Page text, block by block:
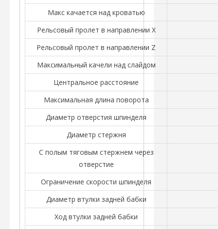
Макс качается над кроватью
Рельсовый пролет в направлении X
Рельсовый пролет в направлении Z
Максимальный качели над слайдом
Центральное расстояние
Максимальная длина поворота
Диаметр отверстия шпинделя
Диаметр стержня
С полым тяговым стержнем через
отверстие
Ограничение скорости шпинделя
Диаметр втулки задней бабки
Ход втулки задней бабки